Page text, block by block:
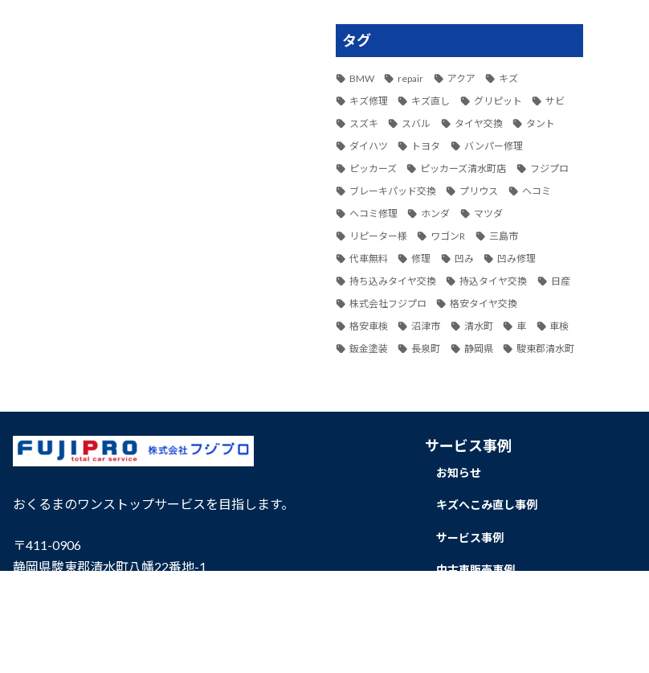
タグ
BMW repair アクア
キズ
キズ修理
キズ直し グリピット
サビ
スズキ
スバル タイヤ交換
タント
ダイハツ
トヨタ
バンパー修理
ピッカーズ
ピッカーズ清水町店
フジプロ
ブレーキパッド交換
プリウス
ヘコミ
ヘコミ修理
ホンダ
マツダ
リピーター様
ワゴンR
三島市
代車無料
修理 凹み
凹み修理
持ち込みタイヤ交換
持込タイヤ交換
日産
株式会社フジプロ
格安タイヤ交換
格安車検
沼津市 清水町 車
車検
鈑金塗装
長泉町 静岡県 駿東郡清水町
おくるまのワンストップサービスを目指します。
〒411-0906
静岡県駿東郡清水町八幡22番地-1
サービス事例
お知らせ
キズへこみ直し事例
サービス事例
中古車販売事例